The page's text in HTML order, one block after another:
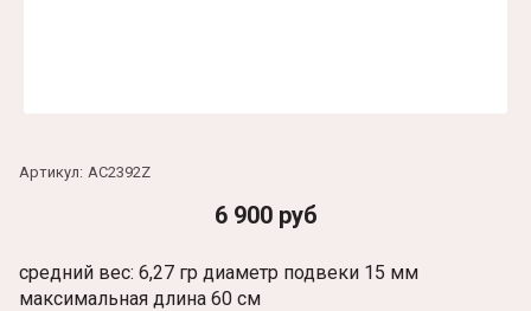
Артикул: AC2392Z
6 900 руб
средний вес: 6,27 гр диаметр подвеки 15 мм
максимальная длина 60 см